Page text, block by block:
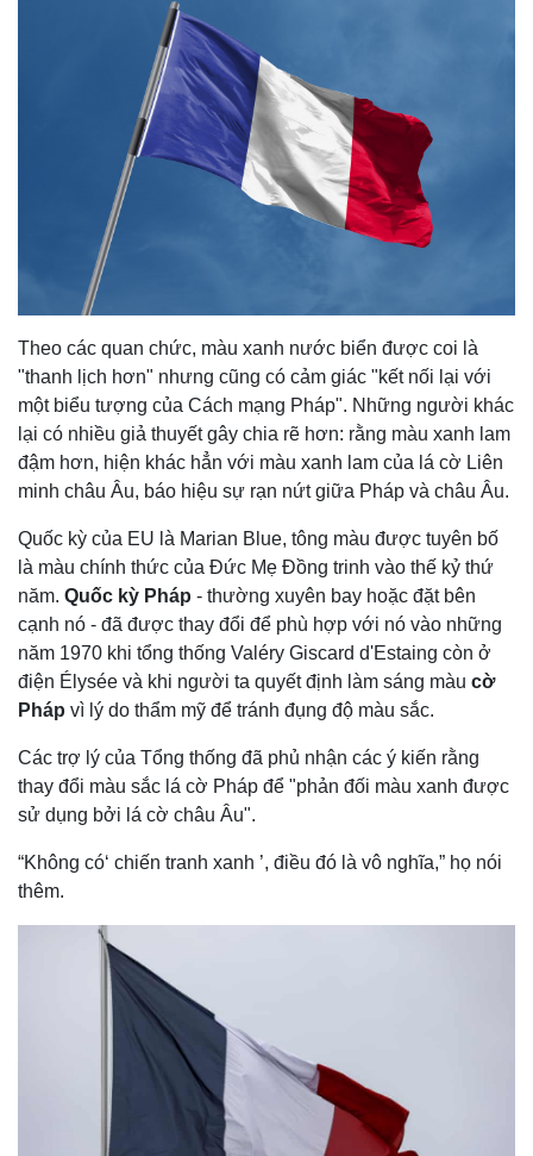
Theo các quan chức, màu xanh nước biển được coi là
"thanh lịch hơn" nhưng cũng có cảm giác "kết nối lại với
một biểu tượng của Cách mạng Pháp". Những người khác
lại có nhiều giả thuyết gây chia rẽ hơn: rằng màu xanh lam
đậm hơn, hiện khác hẳn với màu xanh lam của lá cờ Liên
minh châu Âu, báo hiệu sự rạn nứt giữa Pháp và châu Âu.
Quốc kỳ của EU là Marian Blue, tông màu được tuyên bố
là màu chính thức của Đức Mẹ Đồng trinh vào thế kỷ thứ
năm. Quốc kỳ Pháp - thường xuyên bay hoặc đặt bên
cạnh nó - đã được thay đổi để phù hợp với nó vào những
năm 1970 khi tổng thống Valéry Giscard d'Estaing còn ở
điện Élysée và khi người ta quyết định làm sáng màu cờ
Pháp vì lý do thẩm mỹ để tránh đụng độ màu sắc.
Các trợ lý của Tổng thống đã phủ nhận các ý kiến rằng
thay đổi màu sắc lá cờ Pháp để "phản đối màu xanh được
sử dụng bởi lá cờ châu Âu".
“Không có‘ chiến tranh xanh ’, điều đó là vô nghĩa,” họ nói
thêm.